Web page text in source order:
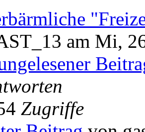
am Mi,
Zugriffe